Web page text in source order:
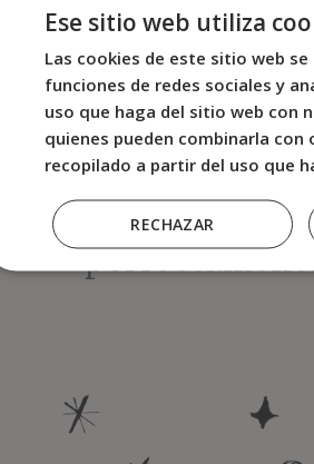
Puede que en
Ese sitio web utiliza
Las cookies de este sitio web
funciones de redes sociales y
uso que haga del sitio web con
quienes pueden combinarla
recopilado a partir del uso que
RECHAZAR